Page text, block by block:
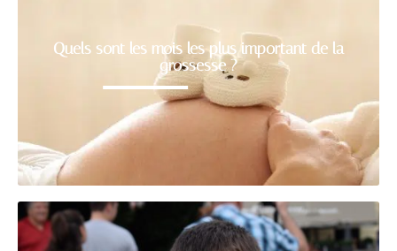
Quels sont les mois les plus important de la
grossesse ?